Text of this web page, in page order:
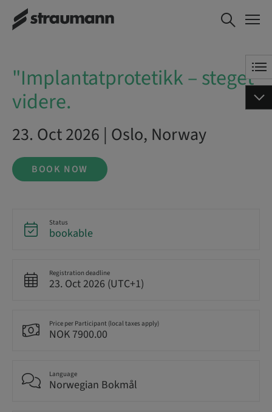
"Implantatprotetikk – steget
videre.
BOOK NOW
"Implantatprotetikk – steget
videre.
23. Oct 2026 | Oslo, Norway
BOOK NOW
Status
bookable
Registration deadline
23. Oct 2026 (UTC+1)
Price per Participant (local taxes apply)
NOK 7900.00
Language
Norwegian Bokmål